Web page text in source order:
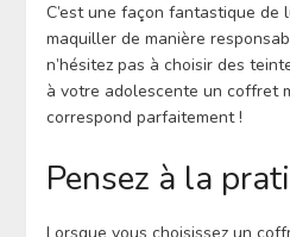
C’est une façon fantastique de
maquiller de manière
n’hésitez pas à choisir des
à votre adolescente un coffret
correspond parfaitement !
Pensez à la